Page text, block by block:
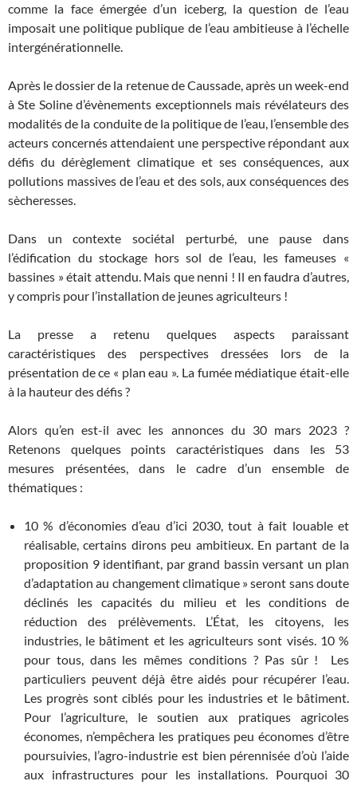
comme la face émergée d’un iceberg, la question de l’eau
imposait une politique publique de l’eau ambitieuse à l’échelle
intergénérationnelle.
Après le dossier de la retenue de Caussade, après un week-end
à Ste Soline d’évènements exceptionnels mais révélateurs des
modalités de la conduite de la politique de l’eau, l’ensemble des
acteurs concernés attendaient une perspective répondant aux
défis du dérèglement climatique et ses conséquences, aux
pollutions massives de l’eau et des sols, aux conséquences des
sècheresses.
Dans un contexte sociétal perturbé, une pause dans
l’édification du stockage hors sol de l’eau, les fameuses «
bassines » était attendu. Mais que nenni ! Il en faudra d’autres,
y compris pour l’installation de jeunes agriculteurs !
La presse a retenu quelques aspects paraissant
caractéristiques des perspectives dressées lors de la
présentation de ce « plan eau ». La fumée médiatique était-elle
à la hauteur des défis ?
Alors qu’en est-il avec les annonces du 30 mars 2023 ?
Retenons quelques points caractéristiques dans les 53
mesures présentées, dans le cadre d’un ensemble de
thématiques :
10 % d’économies d’eau d’ici 2030, tout à fait louable et
réalisable, certains dirons peu ambitieux. En partant de la
proposition 9 identifiant, par grand bassin versant un plan
d’adaptation au changement climatique » seront sans doute
déclinés les capacités du milieu et les conditions de
réduction des prélèvements. L’État, les citoyens, les
industries, le bâtiment et les agriculteurs sont visés. 10 %
pour tous, dans les mêmes conditions ? Pas sûr ! Les
particuliers peuvent déjà être aidés pour récupérer l’eau.
Les progrès sont ciblés pour les industries et le bâtiment.
Pour l’agriculture, le soutien aux pratiques agricoles
économes, n’empêchera les pratiques peu économes d’être
poursuivies, l’agro-industrie est bien pérennisée d’où l’aide
aux infrastructures pour les installations. Pourquoi 30